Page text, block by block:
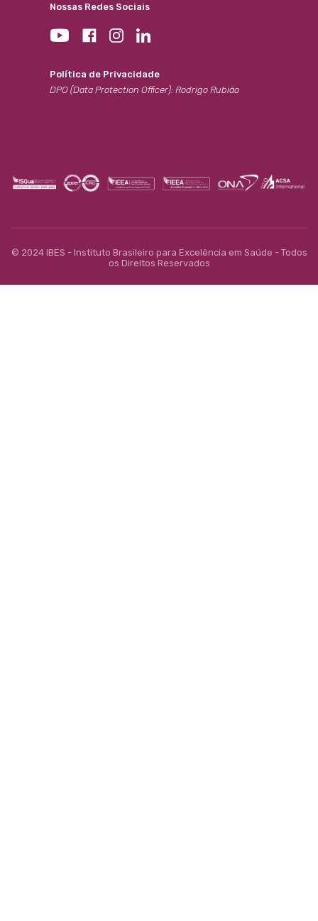
Nossas Redes Sociais
Política de Privacidade
DPO (Data Protection Officer): Rodrigo Rubião
© 2024 IBES - Instituto Brasileiro para Excelência em Saúde - Todos
os Direitos Reservados